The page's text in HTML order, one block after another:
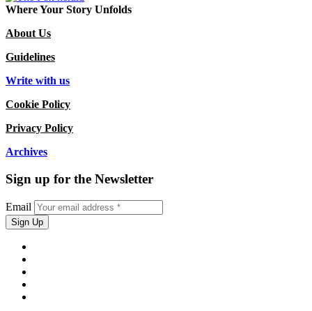
Where Your Story Unfolds
About Us
Guidelines
Write with us
Cookie Policy
Privacy Policy
Archives
Sign up for the Newsletter
Email